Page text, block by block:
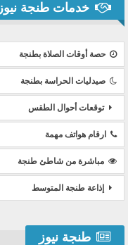
خدمات طنجة نيوز
حصة أوقات الصلاة بطنجة
صيدليات الحراسة بطنجة
توقعات أحوال الطقس
ارقام هواتف مهمة
مباشرة من شاطئ طنجة
إذاعة طنجة المتوسط
طنجة نيوز